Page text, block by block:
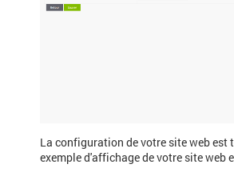
La configuration de votre site web est
exemple d'affichage de votre site web